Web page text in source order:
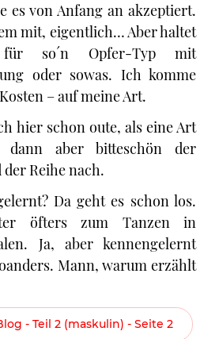
es von Anfang an akzeptiert.
mit, eigentlich… Aber haltet
so´n Opfer-Typ mit
oder sowas. Ich komme
– auf meine Art.
hier schon oute, als eine Art
dann aber bitteschön der
Reihe nach.
Da geht es schon los.
öfters zum Tanzen in
Ja, aber kennengelernt
Mann, warum erzählt
- Teil 2 (maskulin) - Seite 2